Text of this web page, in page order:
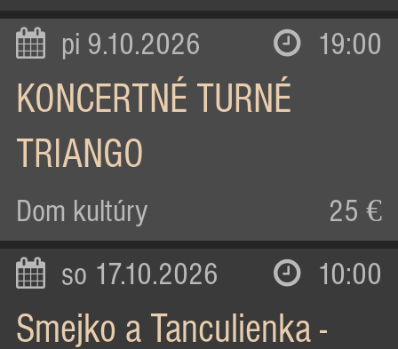
pi 9.10.2026 19:00
KONCERTNÉ TURNÉ
TRIANGO
Dom kultúry 25 €
so 17.10.2026 10:00
Smejko a Tanculienka -